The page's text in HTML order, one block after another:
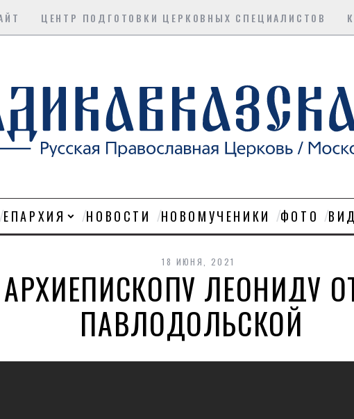
ЦЕНТР ПОДГОТОВКИ ЦЕРКОВНЫХ СПЕЦИАЛИСТОВ
ЕПАРХИЯ НОВОСТИ НОВОМУЧЕНИКИ ФОТО
18 ИЮНЯ, 2021
ЛЕОНИДУ
ПАВЛОДОЛЬСКОЙ